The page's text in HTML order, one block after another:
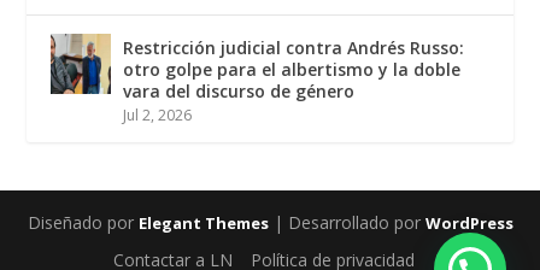
Restricción judicial contra Andrés Russo:
otro golpe para el albertismo y la doble
vara del discurso de género
Jul 2, 2026
Diseñado por Elegant Themes| Desarrollado por WordPress
Contactar a LN Política de privacidad